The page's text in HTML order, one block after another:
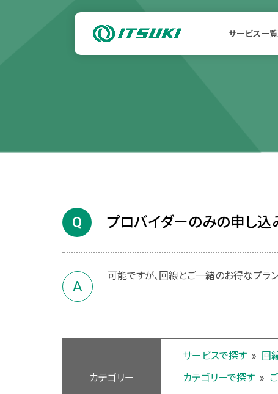
サービス一覧
プロバイダーのみの申し込
可能ですが、回線とご一緒のお得なプラ
カテゴリー
サービスで探す » 回
カテゴリーで探す »